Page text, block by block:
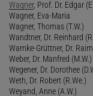
Wagner, Prof. Dr. Edgar
Wagner, Eva-Maria
Wagner, Thomas (T.W.)
Wandtner, Dr. Reinhard
Warnke-Grüttner, Dr.
Weber, Dr. Manfred (M.W.)
Wegener, Dr. Dorothee
Weth, Dr. Robert (R.We.)
Weyand, Anne (A.W.)